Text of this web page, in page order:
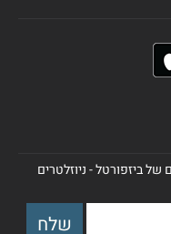
ביזפורטל - ניוזלטרים